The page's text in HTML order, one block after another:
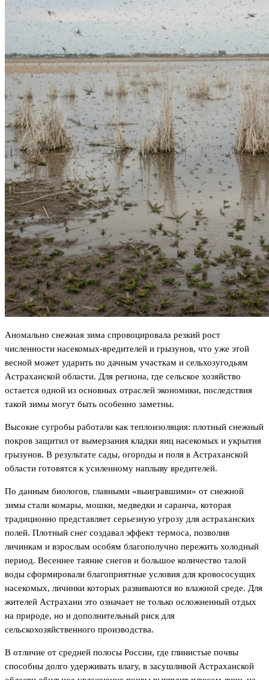
Аномально снежная зима спровоцировала резкий рост
численности насекомых-вредителей и грызунов, что уже этой
весной может ударить по дачным участкам и сельхозугодьям
Астраханской области. Для региона, где сельское хозяйство
остается одной из основных отраслей экономики, последствия
такой зимы могут быть особенно заметны.
Высокие сугробы работали как теплоизоляция: плотный снежный
покров защитил от вымерзания кладки яиц насекомых и укрытия
грызунов. В результате сады, огороды и поля в Астраханской
области готовятся к усиленному наплыву вредителей.
По данным биологов, главными «выигравшими» от снежной
зимы стали комары, мошки, медведки и саранча, которая
традиционно представляет серьезную угрозу для астраханских
полей. Плотный снег создавал эффект термоса, позволив
личинкам и взрослым особям благополучно пережить холодный
период. Весеннее таяние снегов и большое количество талой
воды сформировали благоприятные условия для кровососущих
насекомых, личинки которых развиваются во влажной среде. Для
жителей Астрахани это означает не только осложненный отдых
на природе, но и дополнительный риск для
сельскохозяйственного производства.
В отличие от средней полосы России, где глинистые почвы
способны долго удерживать влагу, в засушливой Астраханской